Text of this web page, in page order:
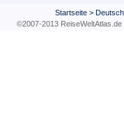
Startseite>
©2007-2013